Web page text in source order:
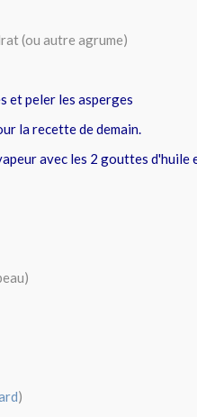
(ou autre agrume)
et peler les asperges
la recette de demain.
avec les 2 gouttes d'huile
)